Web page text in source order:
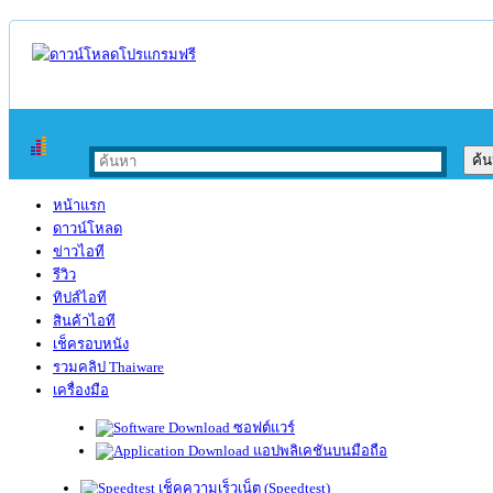
หน้าแรก
ดาวน์โหลด
ข่าวไอที
รีวิว
ทิปส์ไอที
สินค้าไอที
เช็ครอบหนัง
รวมคลิป Thaiware
เครื่องมือ
ซอฟต์แวร์
แอปพลิเคชันบนมือถือ
เช็คความเร็วเน็ต (Speedtest)